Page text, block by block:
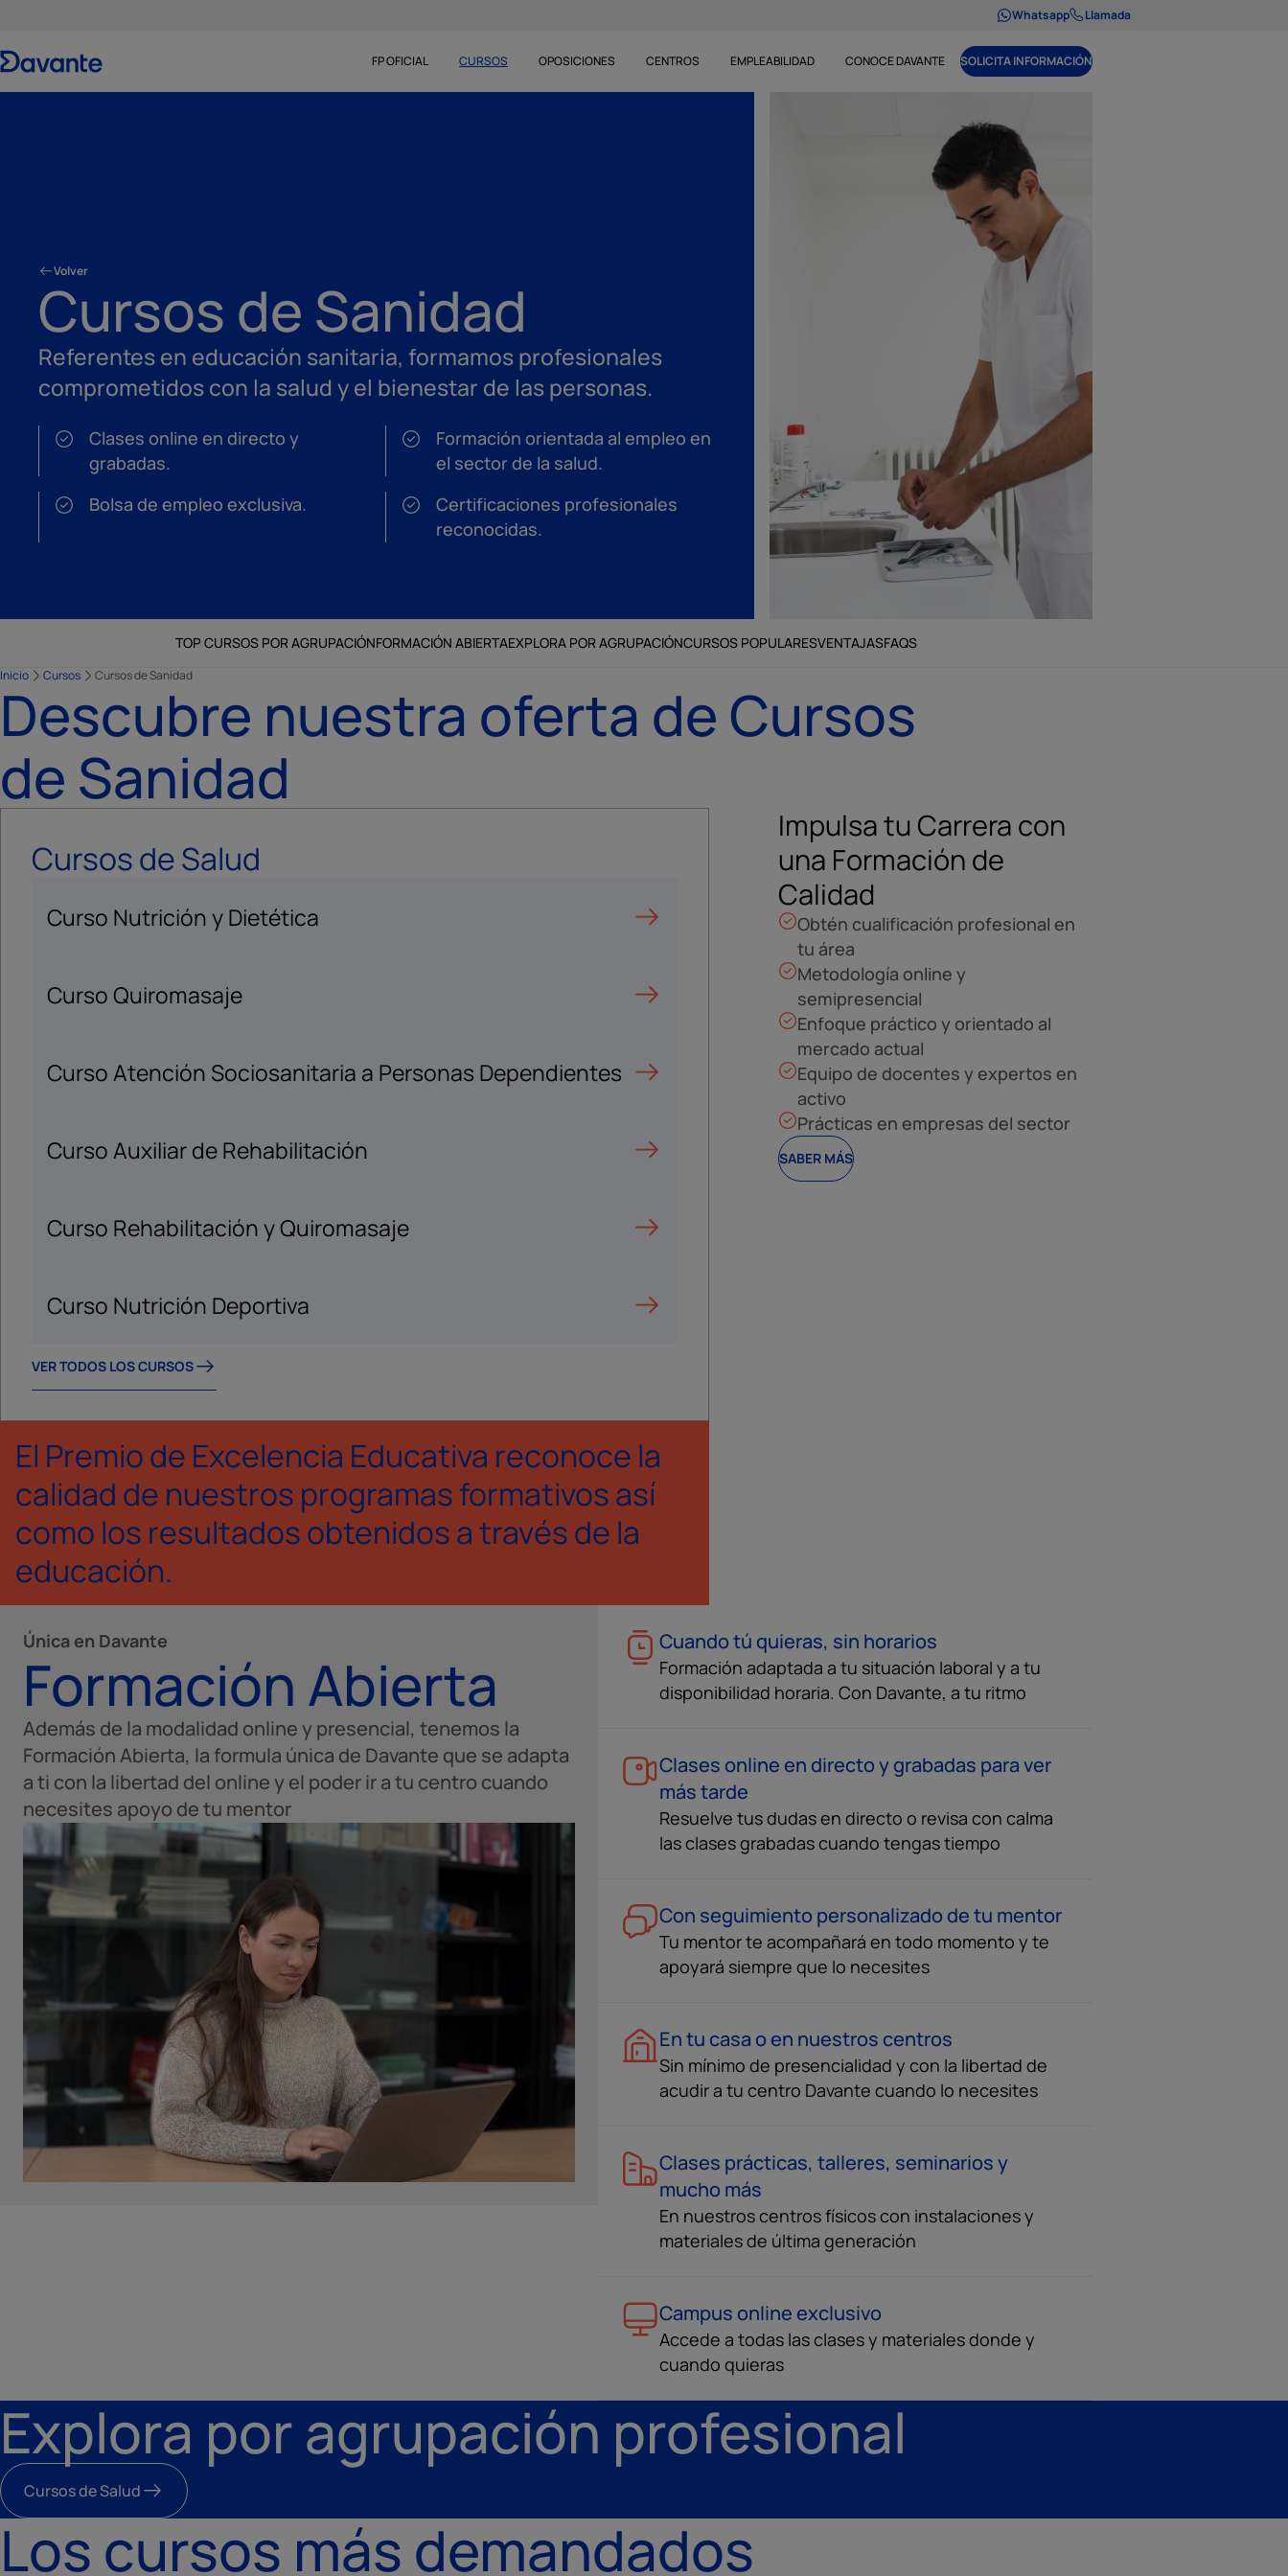
Whatsapp Llamada
FP OFICIAL CURSOS OPOSICIONES CENTROS EMPLEABILIDAD CONOCE DAVANTE SOLICITA INFORMACIÓN
Volver
Cursos de Sanidad
Referentes en educación sanitaria, formamos profesionales
comprometidos con la salud y el bienestar de las personas.
Clases online en directo y
grabadas.
Formación orientada al empleo en
el sector de la salud.
Bolsa de empleo exclusiva.
Certificaciones profesionales
reconocidas.
TOP CURSOS POR AGRUPACIÓNFORMACIÓN ABIERTAEXPLORA POR AGRUPACIÓNCURSOS POPULARESVENTAJASFAQS
Inicio Cursos Cursos de Sanidad
Descubre nuestra oferta de Cursos
de Sanidad
Cursos de Salud
Curso Nutrición y Dietética
Curso Quiromasaje
Curso Atención Sociosanitaria a Personas Dependientes
Curso Auxiliar de Rehabilitación
Curso Rehabilitación y Quiromasaje
Curso Nutrición Deportiva
VER TODOS LOS CURSOS
El Premio de Excelencia Educativa reconoce la
calidad de nuestros programas formativos así
como los resultados obtenidos a través de la
educación.
Impulsa tu Carrera con
una Formación de
Calidad
Obtén cualificación profesional en
tu área
Metodología online y
semipresencial
Enfoque práctico y orientado al
mercado actual
Equipo de docentes y expertos en
activo
Prácticas en empresas del sector
SABER MÁS
Única en Davante
Formación Abierta
Además de la modalidad online y presencial, tenemos la
Formación Abierta, la formula única de Davante que se adapta
a ti con la libertad del online y el poder ir a tu centro cuando
necesites apoyo de tu mentor
Cuando tú quieras, sin horarios
Formación adaptada a tu situación laboral y a tu
disponibilidad horaria. Con Davante, a tu ritmo
Clases online en directo y grabadas para ver
más tarde
Resuelve tus dudas en directo o revisa con calma
las clases grabadas cuando tengas tiempo
Con seguimiento personalizado de tu mentor
Tu mentor te acompañará en todo momento y te
apoyará siempre que lo necesites
En tu casa o en nuestros centros
Sin mínimo de presencialidad y con la libertad de
acudir a tu centro Davante cuando lo necesites
Clases prácticas, talleres, seminarios y
mucho más
En nuestros centros físicos con instalaciones y
materiales de última generación
Campus online exclusivo
Accede a todas las clases y materiales donde y
cuando quieras
Explora por agrupación profesional
Cursos de Salud
Los cursos más demandados